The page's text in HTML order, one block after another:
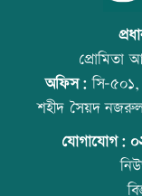
প্রোমিতা
অফিস:সি-৫০১,
শহীদ সৈয়দ
যোগাযোগ: